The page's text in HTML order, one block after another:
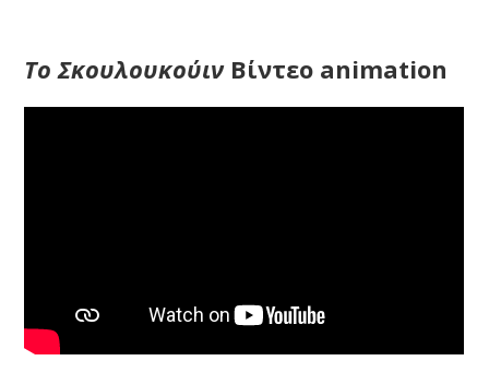
Το ΣκουλουκούινΒίντεο animation